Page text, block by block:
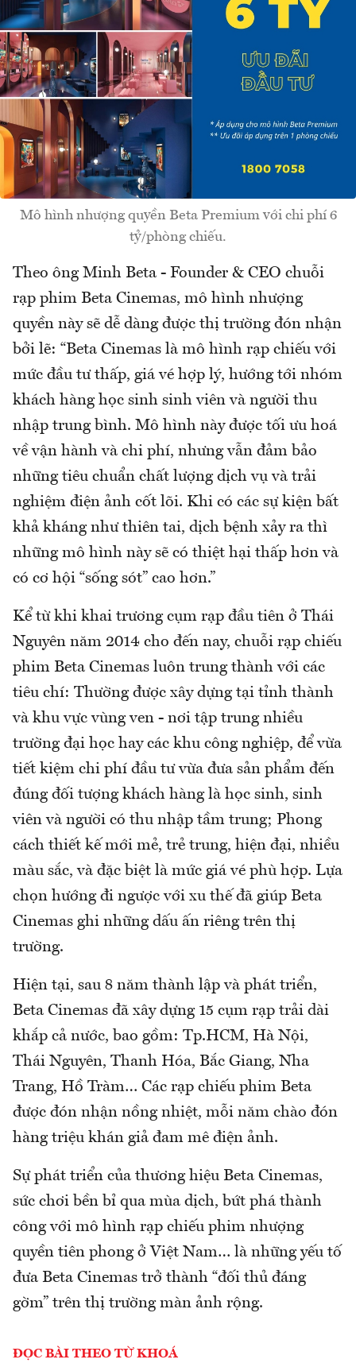
Mô hình nhượng quyền Beta Premium với chi phí 6
tỷ/phòng chiếu.
Theo ông Minh Beta - Founder & CEO chuỗi
rạp phim Beta Cinemas, mô hình nhượng
quyền này sẽ dễ dàng được thị trường đón nhận
bởi lẽ: “Beta Cinemas là mô hình rạp chiếu với
mức đầu tư thấp, giá vé hợp lý, hướng tới nhóm
khách hàng học sinh sinh viên và người thu
nhập trung bình. Mô hình này được tối ưu hoá
về vận hành và chi phí, nhưng vẫn đảm bảo
những tiêu chuẩn chất lượng dịch vụ và trải
nghiệm điện ảnh cốt lõi. Khi có các sự kiện bất
khả kháng như thiên tai, dịch bệnh xảy ra thì
những mô hình này sẽ có thiệt hại thấp hơn và
có cơ hội “sống sót” cao hơn.”
Kể từ khi khai trương cụm rạp đầu tiên ở Thái
Nguyên năm 2014 cho đến nay, chuỗi rạp chiếu
phim Beta Cinemas luôn trung thành với các
tiêu chí: Thường được xây dựng tại tỉnh thành
và khu vực vùng ven - nơi tập trung nhiều
trường đại học hay các khu công nghiệp, để vừa
tiết kiệm chi phí đầu tư vừa đưa sản phẩm đến
đúng đối tượng khách hàng là học sinh, sinh
viên và người có thu nhập tầm trung; Phong
cách thiết kế mới mẻ, trẻ trung, hiện đại, nhiều
màu sắc, và đặc biệt là mức giá vé phù hợp. Lựa
chọn hướng đi ngược với xu thế đã giúp Beta
Cinemas ghi những dấu ấn riêng trên thị
trường.
Hiện tại, sau 8 năm thành lập và phát triển,
Beta Cinemas đã xây dựng 15 cụm rạp trải dài
khắp cả nước, bao gồm: Tp.HCM, Hà Nội,
Thái Nguyên, Thanh Hóa, Bắc Giang, Nha
Trang, Hồ Tràm… Các rạp chiếu phim Beta
được đón nhận nồng nhiệt, mỗi năm chào đón
hàng triệu khán giả đam mê điện ảnh.
Sự phát triển của thương hiệu Beta Cinemas,
sức chơi bền bỉ qua mùa dịch, bứt phá thành
công với mô hình rạp chiếu phim nhượng
quyền tiên phong ở Việt Nam… là những yếu tố
đưa Beta Cinemas trở thành “đối thủ đáng
gờm” trên thị trường màn ảnh rộng.
ĐỌC BÀI THEO TỪ KHOÁ